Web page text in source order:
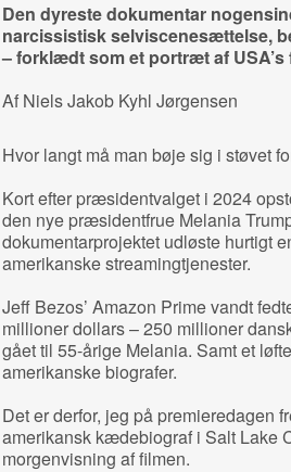
Den dyreste dokumentar
narcissistisk selviscenesættelse,
– forklædt som et portræt af USA’s
Af Niels Jakob Kyhl Jørgensen
Hvor langt må man bøje sig i støvet
Kort efter præsidentvalget i 2024
den nye præsidentfrue Melania
dokumentarprojektet udløste hurtigt
amerikanske streamingtjenester.
Jeff Bezos’ Amazon Prime vandt
millioner dollars – 250 millioner
gået til 55-årige Melania. Samt et
amerikanske biografer.
Det er derfor, jeg på premieredagen
amerikansk kædebiograf i Salt Lake
morgenvisning af filmen.